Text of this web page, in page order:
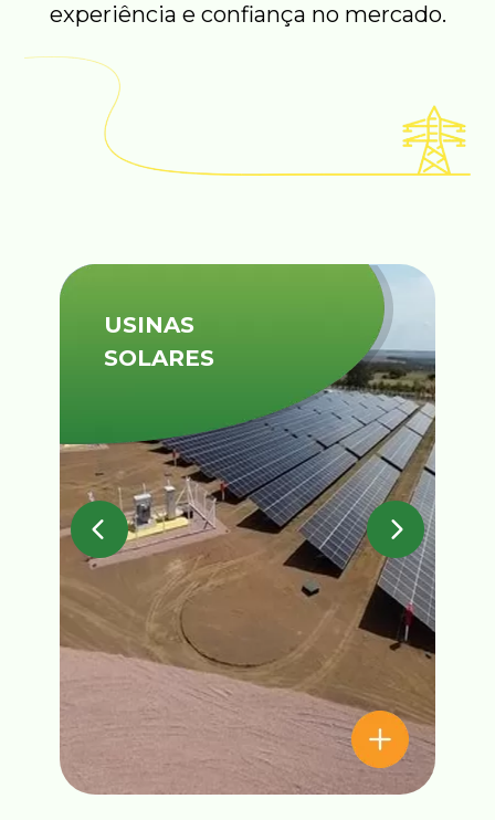
experiência e confiança no mercado.
USINAS
SOLARES